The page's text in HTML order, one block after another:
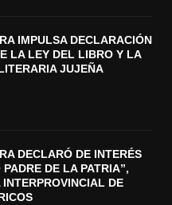
IMPULSA DECLARACIÓN
LA LEY DEL LIBRO Y LA
JUJEÑA
DECLARÓ DE INTERÉS
DE LA PATRIA”,
DE